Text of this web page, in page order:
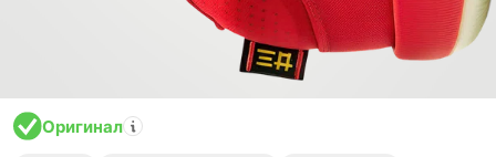
Оригинал